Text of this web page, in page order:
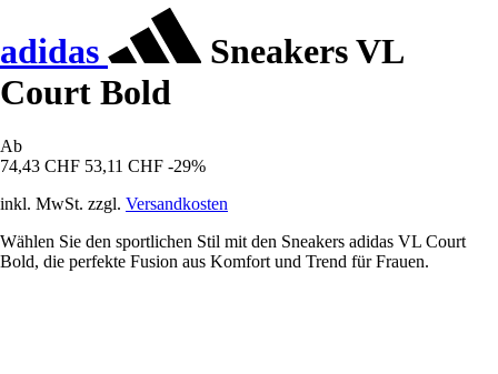
adidas
Sneakers VL
Court Bold
Ab
74,43 CHF 53,11 CHF -29%
inkl. MwSt. zzgl. Versandkosten
Wählen Sie den sportlichen Stil mit den Sneakers adidas VL Court
Bold, die perfekte Fusion aus Komfort und Trend für Frauen.